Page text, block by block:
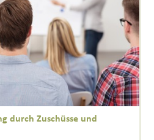
durch Zuschüsse und